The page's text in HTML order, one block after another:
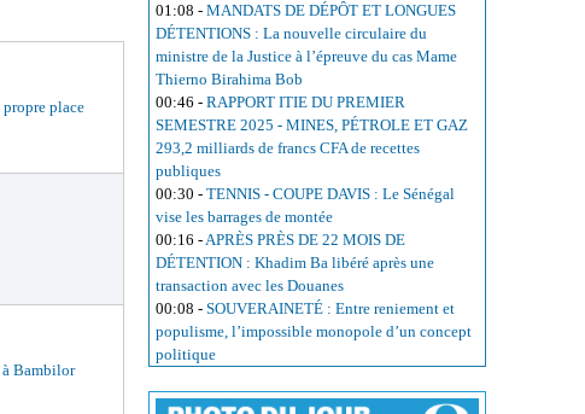
place
à Bambilor
01:08 - MANDATS DE DÉPÔT ET LONGUES
DÉTENTIONS : La nouvelle circulaire du
ministre de la Justice à l’épreuve du cas Mame
Thierno Birahima Bob
00:46 - RAPPORT ITIE DU PREMIER
SEMESTRE 2025 - MINES, PÉTROLE ET GAZ
293,2 milliards de francs CFA de recettes
publiques
00:30 - TENNIS - COUPE DAVIS : Le Sénégal
vise les barrages de montée
00:16 -APRÈS PRÈS DE 22 MOIS DE
DÉTENTION : Khadim Ba libéré après une
transaction avec les Douanes
00:08 - SOUVERAINETÉ : Entre reniement et
populisme, l’impossible monopole d’un concept
politique